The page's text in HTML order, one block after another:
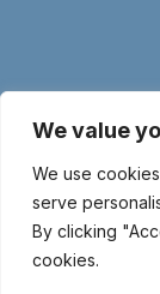
We value
We use
serve
By clicking
cookies.
© Copyright